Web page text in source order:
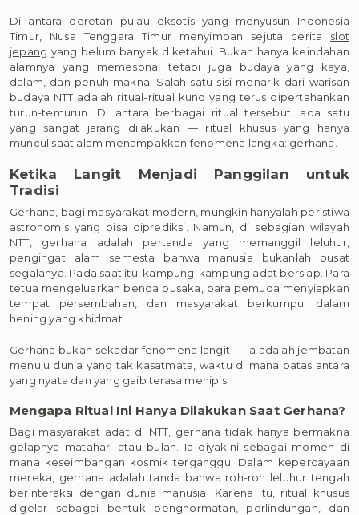
Di antara deretan pulau eksotis yang menyusun Indonesia
Timur, Nusa Tenggara Timur menyimpan sejuta cerita slot
jepang yang belum banyak diketahui. Bukan hanya keindahan
alamnya yang memesona, tetapi juga budaya yang kaya,
dalam, dan penuh makna. Salah satu sisi menarik dari warisan
budaya NTT adalah ritual-ritual kuno yang terus dipertahankan
turun-temurun. Di antara berbagai ritual tersebut, ada satu
yang sangat jarang dilakukan — ritual khusus yang hanya
muncul saat alam menampakkan fenomena langka: gerhana.
Ketika Langit Menjadi Panggilan untuk
Tradisi
Gerhana, bagi masyarakat modern, mungkin hanyalah peristiwa
astronomis yang bisa diprediksi. Namun, di sebagian wilayah
NTT, gerhana adalah pertanda yang memanggil leluhur,
pengingat alam semesta bahwa manusia bukanlah pusat
segalanya. Pada saat itu, kampung-kampung adat bersiap. Para
tetua mengeluarkan benda pusaka, para pemuda menyiapkan
tempat persembahan, dan masyarakat berkumpul dalam
hening yang khidmat.
Gerhana bukan sekadar fenomena langit — ia adalah jembatan
menuju dunia yang tak kasatmata, waktu di mana batas antara
yang nyata dan yang gaib terasa menipis.
Mengapa Ritual Ini Hanya Dilakukan Saat Gerhana?
Bagi masyarakat adat di NTT, gerhana tidak hanya bermakna
gelapnya matahari atau bulan. Ia diyakini sebagai momen di
mana keseimbangan kosmik terganggu. Dalam kepercayaan
mereka, gerhana adalah tanda bahwa roh-roh leluhur tengah
berinteraksi dengan dunia manusia. Karena itu, ritual khusus
digelar sebagai bentuk penghormatan, perlindungan, dan